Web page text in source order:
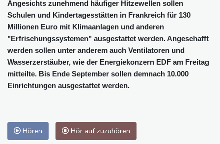
Angesichts zunehmend häufiger Hitzewellen sollen
Schulen und Kindertagesstätten in Frankreich für 130
Millionen Euro mit Klimaanlagen und anderen
"Erfrischungssystemen" ausgestattet werden. Angeschafft
werden sollen unter anderem auch Ventilatoren und
Wasserzerstäuber, wie der Energiekonzern EDF am Freitag
mitteilte. Bis Ende September sollen demnach 10.000
Einrichtungen ausgestattet werden.
Hören Hör auf zuzuhören